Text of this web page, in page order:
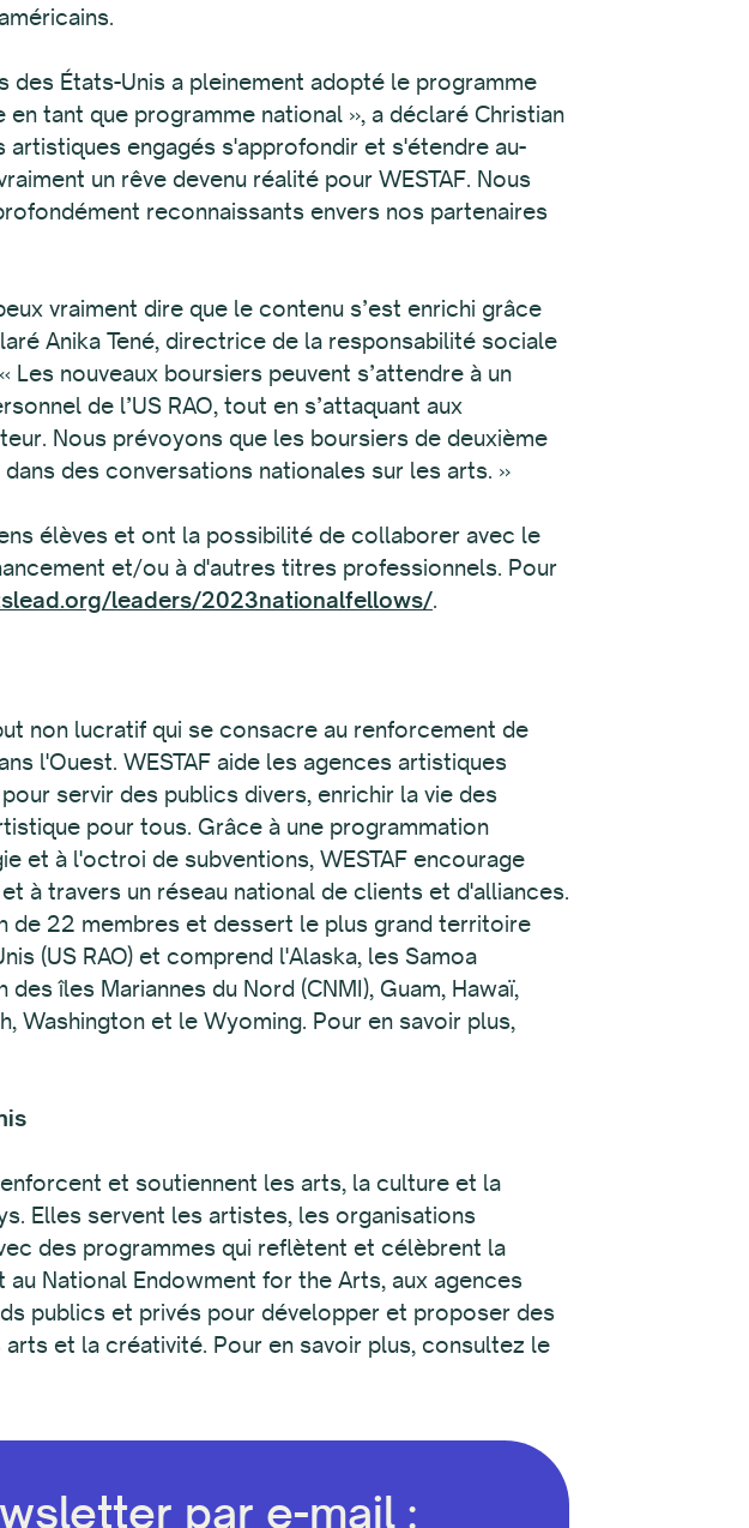
États-Unis a pleinement adopté le programme
tant que programme national », a déclaré Christian
artistiques engagés s'approfondir et s'étendre au-
un rêve devenu réalité pour WESTAF. Nous
reconnaissants envers nos partenaires
vraiment dire que le contenu s’est enrichi grâce
Anika Tené, directrice de la responsabilité sociale
nouveaux boursiers peuvent s’attendre à un
de l’US RAO, tout en s’attaquant aux
Nous prévoyons que les boursiers de deuxième
des conversations nationales sur les arts. »
élèves et ont la possibilité de collaborer avec le
et/ou à d'autres titres professionnels. Pour
leaders/2023nationalfellows/.
non lucratif qui se consacre au renforcement de
l'Ouest. WESTAF aide les agences artistiques
servir des publics divers, enrichir la vie des
pour tous. Grâce à une programmation
et à l'octroi de subventions, WESTAF encourage
à travers un réseau national de clients et d'alliances.
de 22 membres et dessert le plus grand territoire
(US RAO) et comprend l'Alaska, les Samoa
îles Mariannes du Nord (CNMI), Guam, Hawaï,
Washington et le Wyoming. Pour en savoir plus,
et soutiennent les arts, la culture et la
Elles servent les artistes, les organisations
des programmes qui reflètent et célèbrent la
National Endowment for the Arts, aux agences
publics et privés pour développer et proposer des
et la créativité. Pour en savoir plus, consultez le
par e-mail :